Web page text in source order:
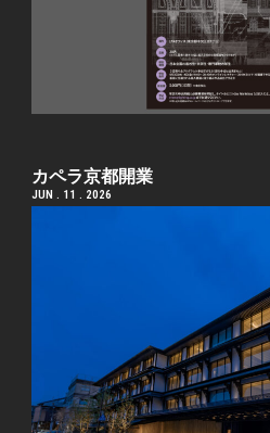
カペラ京都開業
JUN . 11 . 2026